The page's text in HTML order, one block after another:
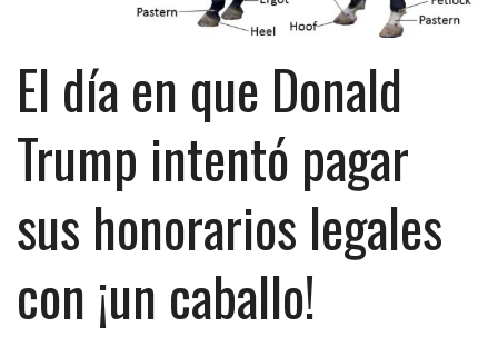
El día en que Donald
Trump intentó pagar
sus honorarios legales
con ¡un caballo!